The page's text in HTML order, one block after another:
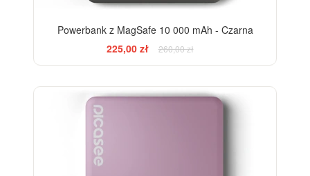
Powerbank z MagSafe 10 000 mAh - Czarna
225,00 zł
260,00 zł